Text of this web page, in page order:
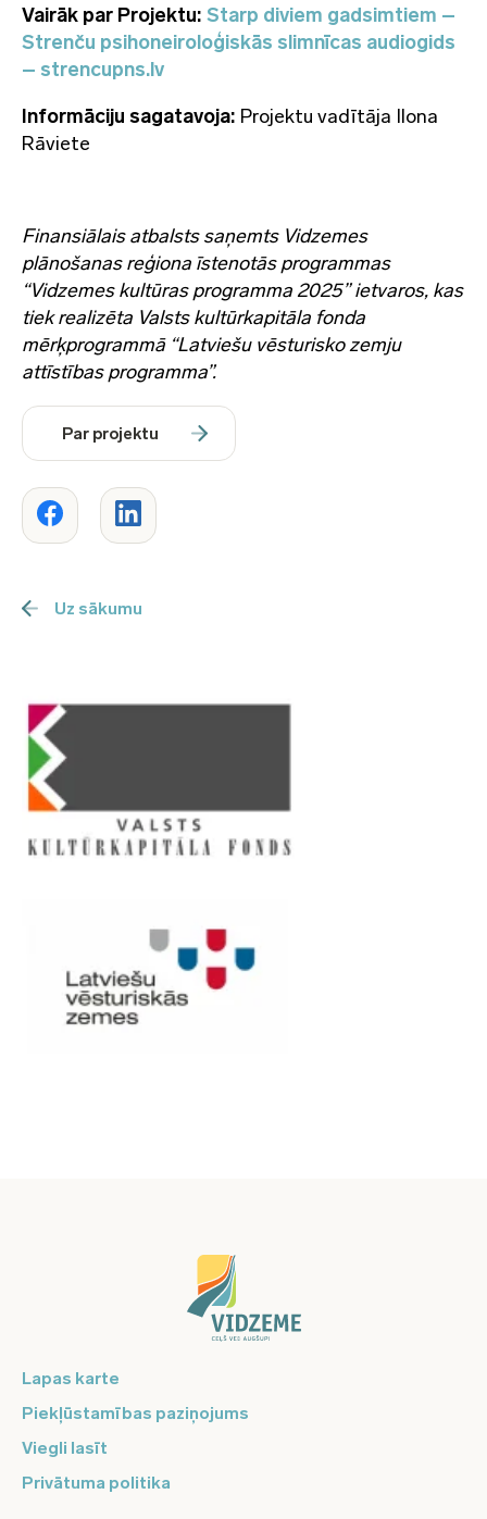
Vairāk par Projektu: Starp diviem gadsimtiem –
Strenču psihoneiroloģiskās slimnīcas audiogids
– strencupns.lv
Informāciju sagatavoja: Projektu vadītāja Ilona
Rāviete
Finansiālais atbalsts saņemts Vidzemes
plānošanas reģiona īstenotās programmas
“Vidzemes kultūras programma 2025” ietvaros, kas
tiek realizēta Valsts kultūrkapitāla fonda
mērķprogrammā “Latviešu vēsturisko zemju
attīstības programma”.
Par projektu
Uz sākumu
Lapas karte
Piekļūstamības paziņojums
Viegli lasīt
Privātuma politika